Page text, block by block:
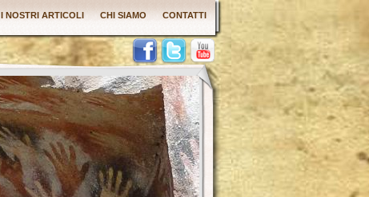
I NOSTRI ARTICOLI CHI SIAMO CONTATTI